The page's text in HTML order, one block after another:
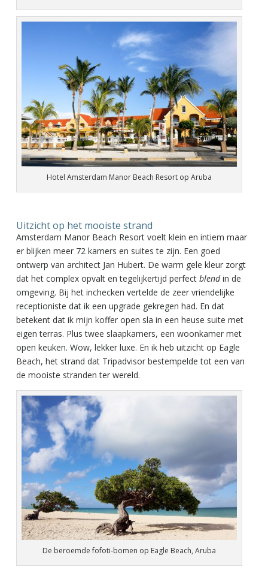
Hotel Amsterdam Manor Beach Resort op Aruba
Uitzicht op het mooiste strand
Amsterdam Manor Beach Resort voelt klein en intiem maar
er blijken meer 72 kamers en suites te zijn. Een goed
ontwerp van architect Jan Hubert. De warm gele kleur zorgt
dat het complex opvalt en tegelijkertijd perfect blendin de
omgeving. Bij het inchecken vertelde de zeer vriendelijke
receptioniste dat ik een upgrade gekregen had. En dat
betekent dat ik mijn koffer open sla in een heuse suite met
eigen terras. Plus twee slaapkamers, een woonkamer met
open keuken. Wow, lekker luxe. En ik heb uitzicht op Eagle
Beach, het strand dat Tripadvisor bestempelde tot een van
de mooiste stranden ter wereld.
De beroemde fofoti-bomen op Eagle Beach, Aruba